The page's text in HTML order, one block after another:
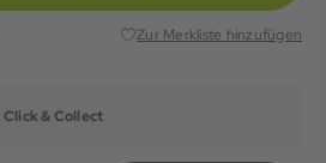
Zur Merkliste hinzufügen
Click & Collect